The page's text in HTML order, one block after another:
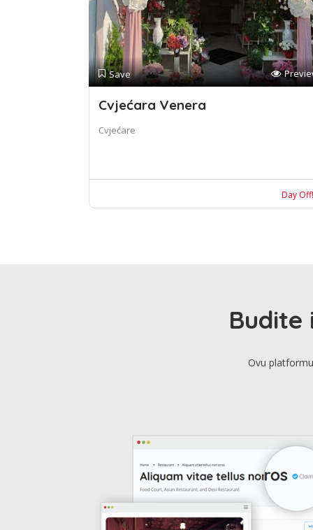
Save
Cvjećara Venera
Cvjećare
Day
Budite
Ovu